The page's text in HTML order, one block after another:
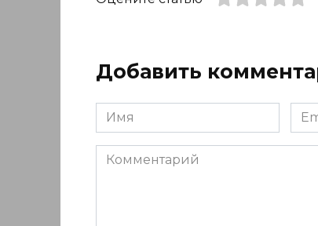
Добавить
Имя
*
Email
*
Комментарий